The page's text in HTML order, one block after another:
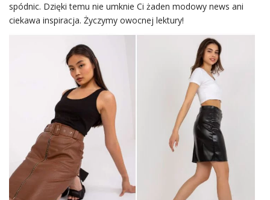
spódnic. Dzięki temu nie umknie Ci żaden modowy news ani
ciekawa inspiracja. Życzymy owocnej lektury!